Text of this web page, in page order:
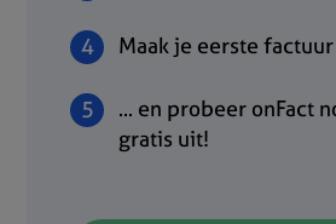
Maak je eerste factuur
... en probeer onFact
gratis uit!